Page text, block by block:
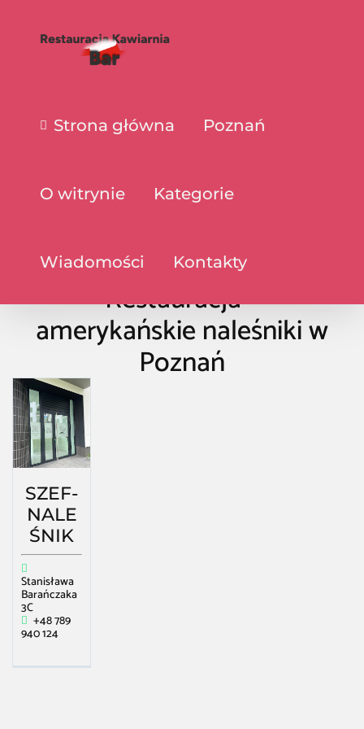
Strona główna Poznań
O witrynie Kategorie
Wiadomości Kontakty
Restauracja –
amerykańskie naleśniki w
Poznań
Restauracja Kawiarnia Bar
SZEF-
NALE
ŚNIK
Stanisława
Barańczaka
3C
+48 789
940 124